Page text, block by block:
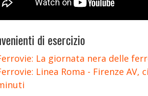
di esercizio
La giornata nera delle
Linea Roma - Firenze